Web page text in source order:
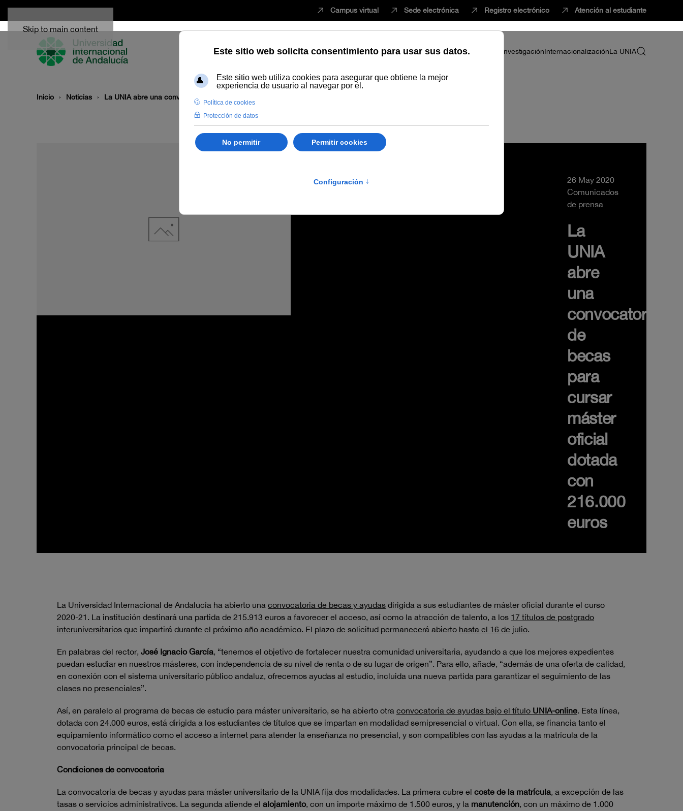
Skip to main content
Campus virtual Sede electrónica Registro electrónico Atención al estudiante
EstudiarInnovaciónVida universitariaProfesorado InvestigaciónInternacionalizaciónLa UNIA
Inicio Noticias La UNIA abre una convocatoria de becas para cursar máster oficial dotada con 216.000 euros
26 May 2020
Comunicados
de prensa
La
UNIA
abre
una
convocatoria
de
becas
para
cursar
máster
oficial
dotada
con
216.000
euros
La Universidad Internacional de Andalucía ha abierto una convocatoria de becas y ayudas dirigida a sus estudiantes de máster oficial durante el curso
2020-21. La institución destinará una partida de 215.913 euros a favorecer el acceso, así como la atracción de talento, a los 17 títulos de postgrado
interuniversitarios que impartirá durante el próximo año académico. El plazo de solicitud permanecerá abierto hasta el 16 de julio.
En palabras del rector, José Ignacio García, “tenemos el objetivo de fortalecer nuestra comunidad universitaria, ayudando a que los mejores expedientes
puedan estudiaren nuestros másteres, con independencia de su nivel de renta o de su lugar de origen”. Para ello, añade, “además de una oferta de calidad,
en conexión con el sistema universitario público andaluz, ofrecemos ayudas al estudio, incluida una nueva partida para garantizar el seguimiento de las
clases no presenciales”.
Así, en paralelo al programa de becas de estudio para máster universitario, se ha abierto otra convocatoria de ayudas bajo el título UNIA-online. Esta línea,
dotada con 24.000 euros, está dirigida a los estudiantes de títulos que se impartan en modalidad semipresencial o virtual. Con ella, se financia tanto el
equipamiento informático como el acceso a internet para atender la enseñanza no presencial, y son compatibles con las ayudas a la matrícula de la
convocatoria principal de becas.
Condiciones de convocatoria
La convocatoria de becas y ayudas para máster universitario de la UNIA fija dos modalidades. La primera cubre el coste de la matrícula, a excepción de las
tasas o servicios administrativos. La segunda atiende el alojamiento, con un importe máximo de 1.500 euros, y la manutención, con un máximo de 1.000